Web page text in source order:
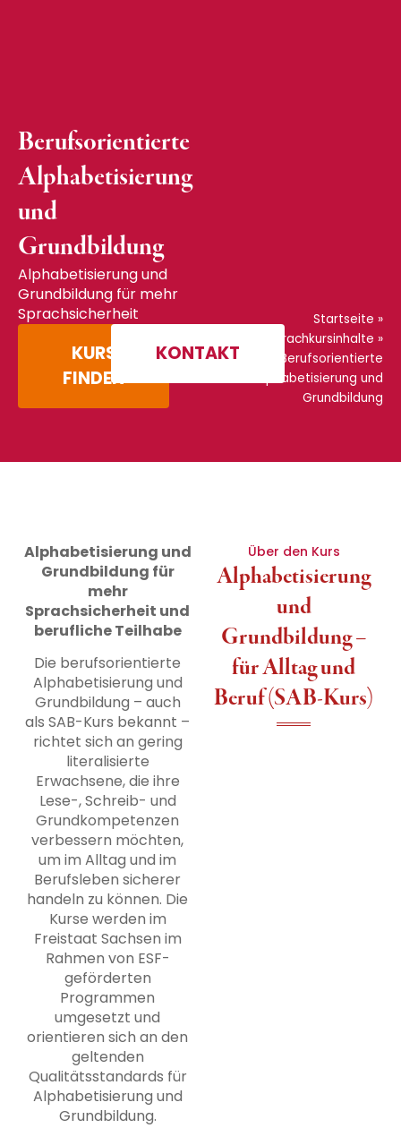
Berufsorientierte
Alphabetisierung
und
Grundbildung
Alphabetisierung und
Grundbildung für mehr
Sprachsicherheit
KURS
FINDEN
KONTAKT
Startseite »
Sprachkursinhalte »
Berufsorientierte
Alphabetisierung und
Grundbildung
Über den Kurs
Alphabetisierung
und
Grundbildung –
für Alltag und
Beruf (SAB-Kurs)
Alphabetisierung und
Grundbildung für
mehr
Sprachsicherheit und
berufliche Teilhabe
Die berufsorientierte
Alphabetisierung und
Grundbildung – auch
als SAB-Kurs bekannt –
richtet sich an gering
literalisierte
Erwachsene, die ihre
Lese-, Schreib- und
Grundkompetenzen
verbessern möchten,
um im Alltag und im
Berufsleben sicherer
handeln zu können. Die
Kurse werden im
Freistaat Sachsen im
Rahmen von ESF-
geförderten
Programmen
umgesetzt und
orientieren sich an den
geltenden
Qualitätsstandards für
Alphabetisierung und
Grundbildung.